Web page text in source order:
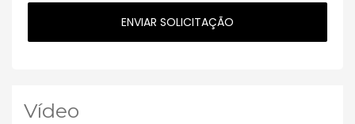
Vídeo